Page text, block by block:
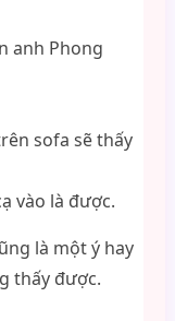
anh Phong
sofa sẽ thấy
vào là được.
là một ý hay
thấy được.